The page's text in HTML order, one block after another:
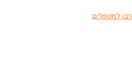
למטפלים